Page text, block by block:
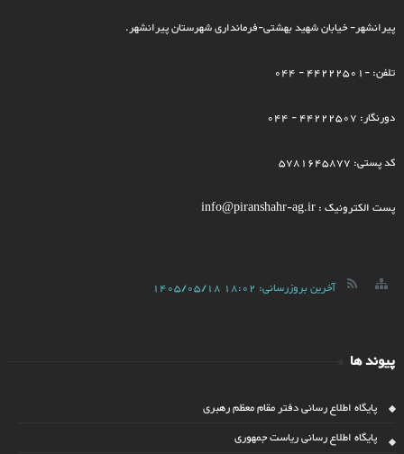
پیرانشهر- خیابان شهید بهشتی-فرمانداری شهرستان پیرانشهر.
تلفن: -44222501 - 044
دورنگار: 44222507 - 044
کد پستی: 5781645877
پست الکترونیک : info@piranshahr-ag.ir
آخرین بروزرسانی: 1405/05/18 18:02
پیوند ها
پایگاه اطلاع رسانی دفتر مقام معظم رهبری
پایگاه اطلاع رسانی ریاست جمهوری